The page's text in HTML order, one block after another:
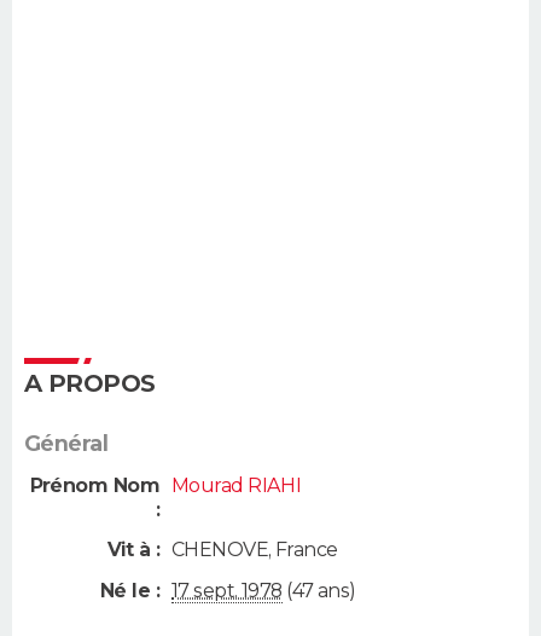
A PROPOS
Général
Prénom Nom
:
Mourad RIAHI
Vit à : CHENOVE, France
Né le : 17 sept. 1978 (47 ans)